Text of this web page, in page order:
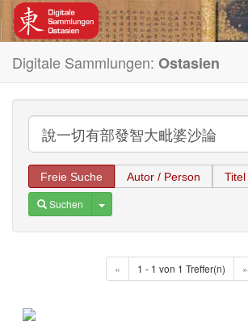
Digitale Sammlungen: Ostasien
Freie Suche Autor / Person Titel
Suchen Toggle Dropdown
« 1 - 1 von 1 Treffer(n) »